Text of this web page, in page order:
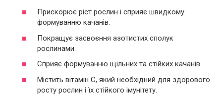
Прискорює ріст рослин і сприяє швидкому
формуванню качанів.
Покращує засвоєння азотистих сполук
рослинами.
Сприяє формуванню щільних та стійких качанів.
Містить вітамін С, який необхідний для здорового
росту рослин і їх стійкого імунітету.